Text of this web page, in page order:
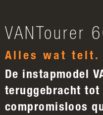
VANTourer
Alles wat telt.
De instapmodel
teruggebracht tot
compromisloos